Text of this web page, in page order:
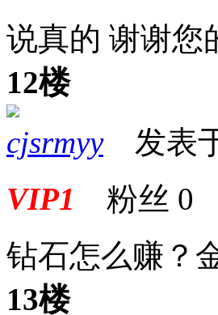
说真的 谢谢您
12楼
cjsrmyy发表于
VIP1
粉丝 0
钻石怎么赚？
13楼